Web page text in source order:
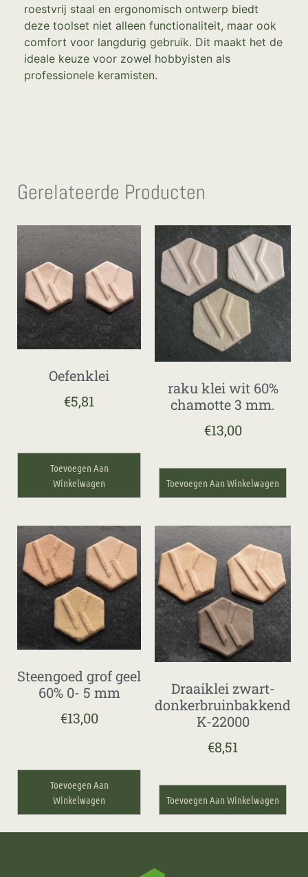
roestvrij staal en ergonomisch ontwerp biedt
deze toolset niet alleen functionaliteit, maar ook
comfort voor langdurig gebruik. Dit maakt het de
ideale keuze voor zowel hobbyisten als
professionele keramisten.
Gerelateerde Producten
Oefenklei
€5,81
Toevoegen Aan
Winkelwagen
raku klei wit 60%
chamotte 3 mm.
€13,00
Toevoegen Aan Winkelwagen
Steengoed grof geel
60% 0- 5 mm
€13,00
Toevoegen Aan
Winkelwagen
Draaiklei zwart-
donkerbruinbakkend
K-22000
€8,51
Toevoegen Aan Winkelwagen